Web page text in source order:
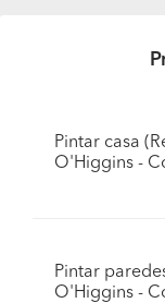
Pintar casa
O'Higgins -
Pintar
O'Higgins -